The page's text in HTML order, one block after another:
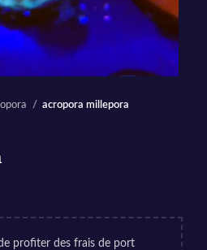
acropora millepora
profiter des frais de port